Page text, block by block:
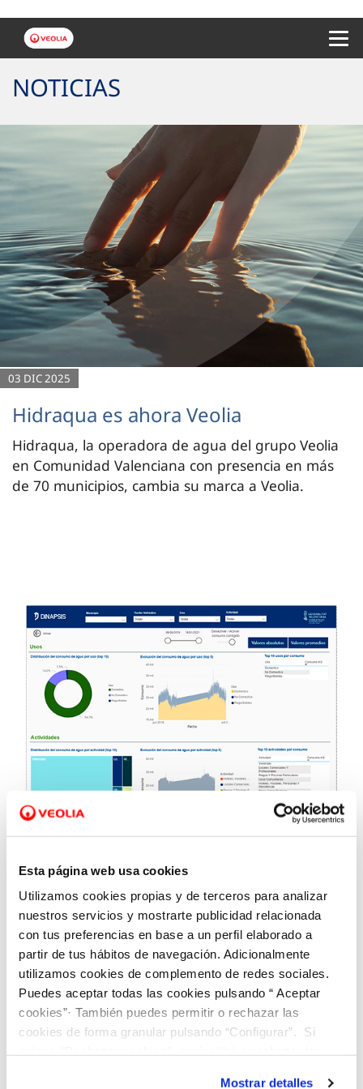
Esta página web usa cookies
Utilizamos cookies propias y de terceros para analizar
nuestros servicios y mostrarte publicidad relacionada
con tus preferencias en base a un perfil elaborado a
partir de tus hábitos de navegación. Adicionalmente
utilizamos cookies de complemento de redes sociales.
Puedes aceptar todas las cookies pulsando “ Aceptar
cookies”· También puedes permitir o rechazar las
cookies de forma granular pulsando “Configurar”. Si
Mostrar detalles
NOTICIAS
03 DIC 2025
Hidraqua es ahora Veolia
Hidraqua, la operadora de agua del grupo Veolia
en Comunidad Valenciana con presencia en más
de 70 municipios, cambia su marca a Veolia.
26 ENE 2021
analizar la evolución económica de los
municipios a través del consumo de agua